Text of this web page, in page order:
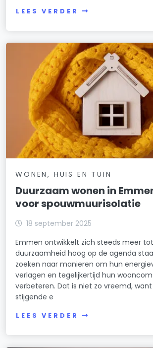
LEES VERDER
WONEN, HUIS EN TUIN
Duurzaam wonen in
voor spouwmuurisolatie
18 september 2025
Emmen ontwikkelt zich steeds meer
duurzaamheid hoog op de agenda
zoeken naar manieren om hun
verlagen en tegelijkertijd hun
verbeteren. Dat is niet zo vreemd,
stijgende e
LEES VERDER